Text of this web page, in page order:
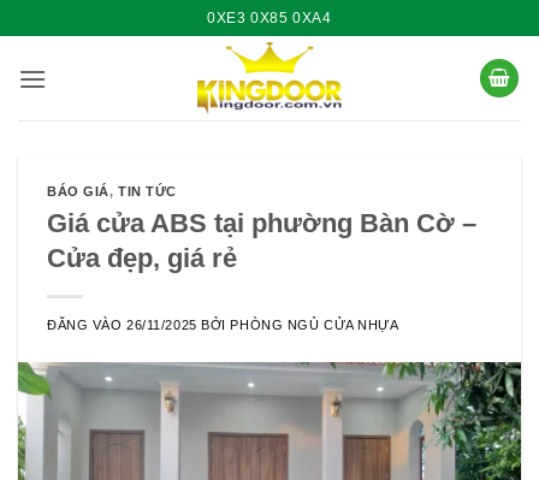
nội
0XE3 0X85 0XA4
BÁO GIÁ,TIN TỨC
Giá cửa ABS tại phường Bàn Cờ –
Cửa đẹp, giá rẻ
ĐĂNG VÀO26/11/2025 BỞIPHÒNG NGỦ CỬA NHỰA